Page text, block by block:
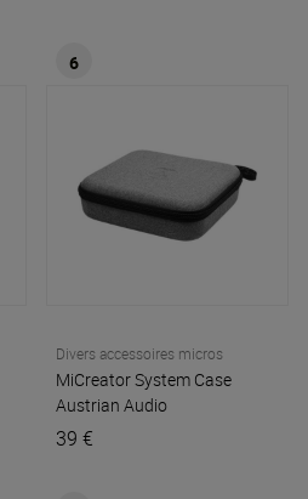
6
Divers accessoires micros
MiCreator System Case
Austrian Audio
39 €